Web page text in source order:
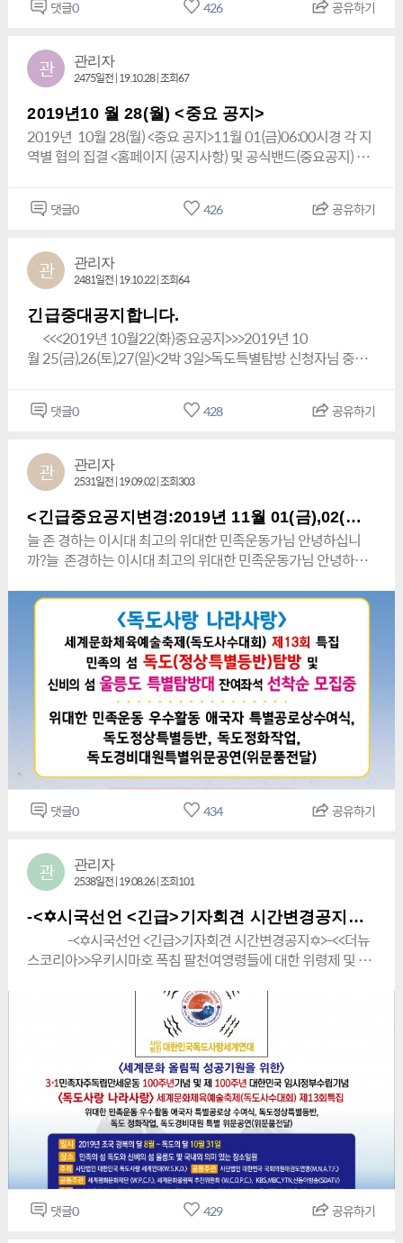
미 있는 훌륭한 <문화체육예술축제> 대 역사적인 행사가 세계적
제 4~6층>에서 실시 되었던 행사에 350여명의 연대단체장님
을 비롯한 훌륭한 문화체육예술인들께서도동참을 하시여 행사
를 빛내 주심에 다시 한번더 고개숙여깊은 감사와 높은 존경
을 올립니다.더 많은 멋지고 훌륭한 명장면들과 각종 행사의 각
종 사진들은보도국과 편집부에서 전달이 되는 즉시 재 공지
를 올리겠습니다. <2020년> 가정의 달 5월에 실시하는“세계문
화체육예술축제(독도사수대회) 제14회 특집행사"민족의 섬 독
에 행복과 특히 건강관리 철처히 하시고 행운이 항상 가득하시
요임원과 연대단체 중요임원 명단일부』 『한민족 (韓民
族) Korean People』[K.P.] ( President Kim Yeong - sam )대
표 (대천) 김영삼 [ 代表 (大天) 金 榮 三 ] 『지킬 것은 반드시 지키
는 위대한 민족의 소중한 마음을 담은사단법인 대한민국 독도사
랑 세계연
대 World Solidaridar for love Korean Dokdo』 [ W.S.K.D. ] ( Pr
ㆍ理事長 (大天) 金榮三 ] 『세계평화문화재단
World Peace and Culture Foundation』[W.P.C.F.]
長 (大天) 金 榮 三 ]『세계문화올림픽 추진위원
회 World Culture Olympic Promotion Committee 』 [W.C.O.P.
長 (大天) 金榮三 ] 『대한민국 독도사수대 (大韓民國獨島死守
大)Korea Dokdo Suicide Squad Leader』 [K.D.S.S.L.]
( President Kim Yeong – sam ) 대장 (대천) 김 영 삼 [ 大將 (大
의 World Peace and Culture Conference』 [W.P.C.C.]
( President Kim Yeong – sam ) 총의장 (대천) 김 영 삼 [ 總議
長 (大天) 金 榮 三 ]대한민국 독도산업 연구개발그
룹 [K.D.I.R.& D.G.]( President Kim Yeong – sam ） 총회장 (대
천) 김 영 삼 [ 總會長 (大天) 金 榮 三 ] 100년 역사!1919년 대한
민국 최초 사단법인 설립순수한 민족운동단체!˝ 『사단법
인 3·1 동지회 중앙회』 특별자문위원장(대천) 김 영 삼 [ 特別諮
問委員長 （大天） 金榮三 ] <60년역사!> 1959년 설립 독도
수호의 이순신!독도수호신! 『사단법인 안용복장군 기념사업
회』 특별자문위원장(대천) 김 영 삼 [ 特別諮問委員長 （大
天） 金榮三 ] <30년역사!> 1989년 설립! 국내외 상.훈 표상 수
상자들의 평화운동 단체『사단법인 대한민국 상훈회』 상임고
단체!『사단법인 나라사랑 연대단체장 연합회 6·25참전위부사
관연합회』특별자문위원장 (대천) 김 영 삼 [ 特別諮問委員
구개발그룹>김구스쿨 그룹 상임고문 (대천) 김 영 삼 [ 常任顧
問 （大天）金榮三 ] <역사교육 · 선지식 · 선문화 · 선문영운
동지도자단체!>김구스쿨 그룹 포럼 상임총재 (대천) 김 영 삼 [常
운동단체!사단법인 학교폭력예방협의회상임고문 (대
천) 김 영 삼 [ 常任顧問 （大天）金榮三 ] 『대한민국 독도사수
대(大韓民國獨島死守
大)Korea Dokdo Suicibe squad leader』대장 (대
천) 김 영 삼 [大將 (大天) 金 榮 三]AI(인공지능)기술 연구개발
(R&D) 및 신·재생 에너지, 무역, 식자재, 선용품, 잡화 Egent(영업,
마케팅) 전문그룹!주식회사 월드산업연구개발 그
룹 [W.I.R.&D.G.] ( President Kim Yeong – sam )CEO·총회
장 (대천) 김 영 삼 [ 總會長 · 代表理事 (大天) 金 榮 三] (가칭)재
단법인『세계문화디지털대학 설립추진위원회』위원장 (대
천) 김 영 삼 [ 委員長 (大天) 金榮三]
(Promotion Committee on World Culture Digital & Cyber U
Cultur Olympic Promotion Committee<W.C.O.P.C.>,세계평화
협찬:CNN,BBC,CCTV,KBS,MBC,YTN,주식회사 월드산업연구개
발그룹외 <전 세계 동시 생방송 특별보도 추진중>!대단히 감사
드립니다. <2003년설립>““지킬 것은 반드시 지키는 위대한 민
족의 소중한 마음을 담은’“사단법인 대한민국 독도사랑 세계연
대(World Solidarity for Korean Dokdo)”총재ㆍ이사장 김 영 삼
<大天 金 榮 三><President Kim Yeong – sam>-배상(拜上)-*전
화:(050)2580-7777~7779*E-
mail:a01088240404@daum.net*주·야:011-881-1000*직
0404http://mobile.busan.com/view/busan/view.php?
code=2019110619381359486 [포토뉴스] 독도사랑 세계연
대 ‘문화체육예술축제’㈔대한민국 독도사랑 세계연대(총재 김영
삼)는 지난 1~3일 독도에서 회원 400여 명이 참석한 가운데 ‘제
13회 세계문화체육예술축제’ 행사를 열었
다.mobile.busan.com<세계문화체육예술축제(독도사수대회)>
행사 진행http://www.gimhaeinews.com/ArticleView.asp?
신문/장유신문세계문화체육예술축제(독도사수대회) 제13회 특
장유신문www.gimhaeinews.com[네이버 블로그](사)대한민
국 독도사랑 세계연대, 제13회 독도사수대회 실시
https://m.blog.naver.com/cosmos7275/221698945825
(사)대한민국 독도사랑 세계연대, 제13회 독도사수대회 실시김
영삼 총재, 천재지변으로 세차례 연기... 어려운 여건속에서도 훌
륭히 추진[경남=글로벌뉴스통신...blog.naver.com 나무위키한
민족대표 김영삼총재 외치는 소리
https://kugjung112.blog.me/221634794364한민족 대표
김영삼총재 우키시마호폭침과 일본군 성노예(위안부)피해와 독
도침탈국 일본에 보내는 강력한 경고문 한민족 대표 사단법인
대한민국 독도사랑 세계연대 김영삼총재는 지난 조국광복의 달
8월 24(토)와 28(수) 양일간에 걸쳐서 대 역사적으로...네이버 블
로그 2019.08.31.e북포털 북큐브 2017.02.23.김영삼총재연
설문https://kugjung112.blog.me/221631956760 김영삼총
재연설문“세계평화”를 사랑하는 자랑스럽고 영광스러운 한민
족 대표 김영삼총재 한민족호소문> * (1). 조국
광...blog.naver.com-✡<아 래(2)>✡- <주한 일본 대사관에 전달
할 서한 내용 일부: *발신<심각한 피해국 한민족 총 대표단체장
김영삼 총재>: "사단법인 대한민국 독도사랑 세계연대' (World
--------------- *수신: 너무 원통한 일본군...[엑스포뉴스] 우키시
마호 폭침 사건... “영화로 그들을 기억하자” -
시아뉴스통신TV] 우키시마호 폭침 사건... “영화로 그들을 기억
하자” 6일 오후 부산시청 대회의실서 영화 ‘현해탄’ 제작... (사)대
한민국독도사랑세계연대 총재 김영삼, (사)국제다문화협회 중앙
그 2017.01.09.한민족대표 김영삼총재 외치는 소리
https://kugjung112.blog.me/221634794364 한민족대표
김영삼총재 외치는 소리한민족 대표 김영삼총재 우키시마호폭
침과 일본군 성노예(위안부)피해와 독도침탈국 일본에 보내는
강력한 ...blog.naver.com한민족 대표 김영삼총재 우키시마호폭
침과 일본군 성노예(위안부)피해와 독도침탈국 일본에 보내는
강력한 경고문 한민족 대표 사단법인 대한민국 독도사랑 세계연
대 김영삼총재는 지난 조국광복의 달 8월 24(토)와 28(수) 양일
간에 걸쳐서 대 역사적으로...네이버 블로그 2019.08.31.김영삼
총재연설문https://kugjung112.blog.me/221631956760 김
영삼총재연설문“세계평화”를 사랑하는 자랑스럽고 영광스러운
한민족 대표 김영삼총재 한민족호소문> * (1). 조국
02(토),03(일)<2박 3일>에 민족의 섬 독도(정상특별등반)탐방대
화체육예술축제(독도사수대회)제 14회특집 행사 안내>*지난
30년간 평균 날씨가 호수 처럼 가장 좋았던 가정의 달!5월-✡<
제1차>15(금),16(토),17(일)<2박 3일 7식 제공(482명 마감
됨)>,5월-✡ <제 2차>17(일)18(월),19(화)<총2박3일 7식(특식1
식)제공>추진하며, 잔여 좌석도 얼마 남지 않았습니다><대통령
배 쟁탈 > 세계문화체육예술축제(독도사수대회)제 14회특집! <
수중스쿠버다이버대회>외 각종 문화체육예술축제개최*협
안내 참조> <2019년 아름다운 가을!11월 일정표 (2박 7식
제공),(4인 1실 기본)> <가> 당일 첫날:11월01(금)(1). 00시경
각 지역별<집결>로 단체버스(일부개별협의 후 재 공지함)출발!
(2). 08시정각 포항시 북구 해안로 44 <(구)번지:항구동 58-54
번지><포항 여객 터미널 집결><모든 동참자 신분증 지참이 꼭
필요함><(1차)조식 제공>(3). 09:50 포항-울릉(쾌속선)출항(4).
13:20 울릉도 (도동항)도착(5). 13:20<(2차)중식 제공> 및 휴식
울릉특산물 시식회등 개인별 부담 (제 1차)자유식> -✡<(7).
사<울릉한마음회관 19:00시 집결>, <나>.둘째날: 11월 02(토)
(1).06:00기상<(3차)조식 제공>(2). 07:00 울릉도 육로관광 A코
스 (약 4시간) + 해안산책로(3). 12:00<(4차)조식 제공>(4).
13:30“저동항집결(5). 14:30분 (쾌속선) “민족의 섬 독도특별문
화탐방행사<정상특별등반 & 독도정화작업 & 독도경비대원 특
별위문공연등(6).20:00시경<(5차)조식 제공>,숙소이동> <다>.
셋째날: 11월 03(일)(1). 06:00기상<(6차)조식 제공>(2). 07:00
분 개인별,각 팀별 울릉도 자유관광(3).12:30분경 <개인별&팀별
부담,독도(새우등,특산물등)울릉특산물 시식회등 개인별 부담
(제 2차)자유식>(4). 14:00시경 울릉 여객터미널 집결 <해단식
약 20분예정>(5). 15:00 쾌속선 울릉(도동)-포항 행 출항(6).
18:30분경 포항 도착 - <(7차)조식 제공><출발 당시 교통편 이용
또는 개별출발<해산> <1>세계문화올림픽 추진위원회 <공식밴
드> '세계문화올림픽추진위원회' 밴드로 초대합니
다.https://band.us/n/a8af23Ib28ifX밴드명을 검색해 가입할
수 있습니다.From : 세계문화올림픽 추진위원회 위원장 김영
삼 <2>사단법인 대한민국 독도사랑 세계연대 <공식밴드>'(사)
대한민국독도사랑세계연대' 밴드로 초대합니
다.https://band.us/n/a4a122k4J9S52밴드명을 검색해 가입
댓글0 426 공유하기
관 관리자
2475일전 | 19.10.28 | 조회67
2019년10 월 28(월) <중요 공지>
2019년 10월 28(월) <중요 공지>11월 01(금)06:00시경 각 지
역별 협의 집결 <홈페이지 (공지사항) 및 공식밴드(중요공지) 참
7식 제공, 기본 4인 1실>,“민족의 섬 독도 특별 탐방대”에 동참
하심에 대 환영드리며, “순수하고 위대한 민족운동”에 큰 힘을
에 실비보험 미가입자 분들은 반드시 주관<세계평화문화재단>
측에 여행자 보험 가입 신청을 바랍니다.단 멀미약은 지급은 전
해 드릴 수가 없사오니 하루 전에 가까운 인근 약국등에서 약사
와 반드시 상세한 문의를 하시어 멀미약을 반드시 선 구입 복용
을 하시고 출발 당일 버스 탑승 전에 충분히 섭취 하신후에 포항
북구 여객 터미널 합류,도착 이후 부터 멀미약이 단체로 무상 지
께서는 경비 입금은 되었으나,천재지변으로 연기가 된 대 역사적
동참신청 양식 대로 접수(신청)가 아직까지 되지 않았사오니본
공지 읽어 보시는 즉시 반드시 주관측<010-8824-0404번>으
로 통보를 해 주시길 부탁드립니다.
댓글0 426 공유하기
관 관리자
2481일전 | 19.10.22 | 조회64
긴급중대공지합니다.
<<<2019년 10월22(화)중요공지>>>2019년 10
월 25(금),26(토),27(일)<2박 3일>독도특별탐방 신청자님 중에
지 선생님께서는 경비 입금은 되었으나,2019년 10월 22(화)현
제 까지아직 동참신청 양식이 접수가 되지 않았사오니본 공
락 부탁드립니다. 2019년 10월 25(금),26(토),27(일)<2박 3일>
독도특별탐방 신청자님 중에조소영애국동지 선생님,이정옥애
국동지 선생님김영수애국동지 선생님께서는 경비 입금은 되었
으나,2019년 10월 22(화)현제 까지아직 동참신청 양식이 접수
가 되지 않았사오니본 공지 읽어 보시는 즉시 휴대전화:010-
8824-0404번으로 꼭 연락 부탁드립니다.
댓글0 428 공유하기
관 관리자
2531일전 | 19.09.02 | 조회303
<긴급중요공지변경:2019년 11월 01(금),02(토),03(일)<2박3일>독도(정상특별등반)탐방신청자 실비보험 미가입자 여행자보험 대리가입신청외< 추가모집중>
늘 존 경하는 이시대 최고의 위대한 민족운동가님 안녕하십니까?늘 존경하는 이시대 최고의 위대한 민족운동가님 안녕하십니까?<실비 보험 미 가입자 여행자 보험 무료 대리 가입 반드시 신청 및 멀미약 무료 신청 꼭 필요함>--✡<아름다운 단풍이 붉게 물든 2019년 너무 아름다운 가을 날!>! 11월 01(금) 02(토),03(일)<2박 3일>에 민족의 섬 독도(정상특별등반)탐방대 모집은 11월 27(일) 오늘 17시 최종 마감합니다.-✡< 2020년 세계문화체육예술축제(독도사수대회)제 14회특집 행사 안내>*지난 30년간 평균 날씨가 호수 처럼 가장 좋았던 가정의 달!5월-✡<제1차>15(금),16(토),17(일)<2박 3일 7식 제공(482명 마감됨)>,5월-✡ <제 2차>17(일)18(월),19(화)<총2박3일 7식(특식1식)제공>추진하며, 잔여 좌석도 얼마 남지 않았습니다><대통령 배 쟁탈 > 세계문화체육예술축제(독도사수대회)제 14회특집!<유네스코세계인류문화유산 등재 및 국가 무형문화재등재>해녀(海女)물질대회공연과,<동도ㆍ서도(특별횡단)세계수영대회 및 수중스쿠버다이버대회>외 각종 문화체육예술축제개최*협찬:CNN,BBC,CCTV,KBS,MBC,YTN등 생방송추진중!<아래 상세 안내 참조><아래>민족이 여기까지 온 것은 정말 천행(天幸)이다.------------------------------------------------------------<파렴치한 일본이 독도 행정 침탈의 도를 넘어 (2020)도쿄올림픽 홈페이지에도 독도 침탈전쟁선포를 한 심각한 현실에 위대한 민족운동!독도사수에 깊은 관심을 주심에 고개숙여 높은 존경과 깊은 감사를 드립니다.> <고귀한 3·1 정신으로 똘똘 뭉쳐서 민족의 섬 독도로 모이자!나가자 세계로! 미래로!> <<<자랑스런 조국 대한민국의 찬란한 우리 문화를 세계로 널리 떨쳐서 찬란한 우리문화를 최강대국으로 반드시 만들어 미래의 행복과 영원한 부귀영화를 보장 받자! >>>※《울릉 탐방자 1일 약 수천명중에 본 행사 동참 신청자는 예상 인원을 초과 했지만 신청후 신청양식대로 신청하지 못 했거나 일부 경비 미 입금자가 계시어 경비송금을 하시면 동참 할 수가 있습니다.》 "세계문화체육예술축제(독도사수대회) 제 13회 특집<3대가 덕을 쌓아야 접안을 할 수가 있다는 '민족의 섬 독도!>※특 혜: 일잔 타 탐방 객들은 감히 상상도 못 하는 지난 2018년 09월 29(토)08시경 12회 행사 때는 일본 태풍 짜미가 접근 중이라 사상 최초로 독도행 여객선 운항시간이 무려 1시간 25분이나 연착이 되었던 최악의 악천후 임에도 불구하고 <독도정상특별등반>까지 했으며,특히 총 36회차 독도접안을 100%성공 하여 독도에 충분히 체류하여 독도를 구석구석 돌아 보고, 독도경비대원특별 위문공연&독도정화작업 및 독도정상특별등반등 아주 뜻 깊고 의미 있는거룩한 역사와 위대한 신화의 전통이 살아 있는 대 역사적인 행사입니다.*<<<특전: 한편 평소에 순수하고 위대한 민족운동 우수활동 애국자를 사전에 추천 받거나 엄격히 선정하여 때론 인간문화재<현제 총 3명 배출됨>가 될 수도 있는 관계기관장의 특별공로상 수여와 우수 활동애국자분들은 독도 및 일본특파단에 특별히 무료초청과 국가로 부터 태극기를 형상하여 유일하게 특허 받은 100%국산 기능성 특별기념품<5만원상당>선물도 증정하며,특별재능 기부 또는 결선전 진출자 전액 무료초대도 함>>>-✡<동참 신청방법(양식)>✡--아래-⓵~⓺번<순서변경불가>⓵. 성명<멀미약 무료 신청 및 실비보험 미 가입자 여행자 보험 가입 대리 신청 꼭 필요함>⓶. 신청자 휴대전화번호⓷. 주민등록번호<13자리는 신청자 실비보험 미가입자 여행자보험 대리 가입용>⓸. 본 행사를 알게 된 계기와 개인 특기,재능기부와 각종 장기자랑등,재능분야기록>⓹. 현주소 및 출발 희망일자<버스 탑승>집결 희망장소등⓺. 민족운동 우수활동 애국자 특별공로상수상 대상자 추천 및행사 추진에 대한 지혜로운 자문과 건의등! *김영삼총재외 많은 분들의 후원과 기부 예정 내역일부<간식 및 멀미약 총 3회 생수 약 2병제공=빈 생수병은 행사가 끝 날 때까지 재활용 사용필수> 각종 이벤트를 실시 하여 푸짐한 경품과 독도와 일본 항의특별방문단 무료탐방권 증정 및 태극기를 형상 하여 국가로 부터 유일하게 특허 받은 독도사랑 특별 귀중품(기념품)을 1인당 약 5만원 상당의 특별 기념품 증정!<지난 17년동안 수 많은 각종 행사의 경험을 바탕으로 특수교육을 받은 특별 요원(임원) 들이 동참자 약 40여명당 1명씩 최신형 특수무전기(전국통화가능)를 착용,특별 배치하여 경호,의전,보건,안전을 위해 밀착 동행 안전사고 완벽 예방함>✡<일시:2019년 11월01(금),02(토),03(일)<총2박3일 7식(특식1식)제공> -✡ 첫날:창원종합운동장(무료추차) 05:30분 ,*성산구청(앞)5:40분경유출발,*장유1동행정복지센터(건너편)05:50분경유출발,* 김해시청 차량등록사무소 06:00시 출발,*부산(범일동)시민관 05:30분,*동래지하철역 3번출구 05:45분 경유 출발,*서울산IC 06:20분경 유출발,*경주 IC휴게소 07시경 유(합류)출발*숙박은 울릉 고급호텔&모텔일부이용예정!<민족운동> '세계문화체육예술축제(독도사수대회)제 13회특집!약 4인<1실기본>2박 7식(제공)<세계평화! 미래 희망은 세계문화 올림픽이 책임진다>*이사장 김영삼 총재외 많은 분들의 많은 후원과 기부 예정 내역일부《모든 참석예정자(약 500여명)단체기념품과 총 동참자 생수 2병제공=처음 사용 후엔 정수물 받아 여행기간 동안 계속 사용해야함>, 수시로 빅 이벤트를 실시 하여 푸짐한 경품과 독도와 일본 항의 방문단 무료탐방권 증정 및 다양한 빅 이벤트도 실시함》 -✡ <지난 17년동안의 36여차례 민족의 섬 독도접안 100%성공과 수 많은 각종 문화체육예술축제의 경험을 바탕으로 모든 행사 추진 시에는 안전에 특수교육을 받은 안전요원 약 20여명이 최신형 디지털 특수무전기(육ㆍ해ㆍ공 전지역 무전가능)를 착용하여 크고 작은 안전사고를 사전에 완벽하게 예방함>“제13회 특집!“민족의 섬”독도특별탐방(정상특별등반) 및 “신비의 섬 울릉도 특별탐방”<행사 일정표><가> 당일(첫날):(1). 00시경 각 지역별<집결>로 단체버스(일부개별협의후 재 공지함)출발예정(2). 08시정각 포항 여객선터미널 도착<모든 동참자 신분증 지참이 꼭 필요하며,단 모든 승선절차 생략하여 약 40여분 승선시간 절약함> – 승선(조식제공)(3). 08:50 포항-울릉(쾌속선)출항(4). 12:30 울릉도 (도동항)도착(5). 13:00중식 및 휴식(6).14:00저동항집결 및(쾌속선) “민족의 섬 독도특별문화탐방행사<정상특별등반 & 독도정화작업 & 독도경비대원 특별위문공연등>(7).21:00시경 저동항 도착<숙소이동> <나>.둘째날:(1).06:00기상 조식(2). 07:00 울릉도 육로관광 A코스 (약 4~5시간) + 해안산책로(3). 12:00시경 중식(자유시간)(4). 13:30 행사장이동<울릉순환로 286=울릉한마음회관(울릉 도동리 408)>(5). 14:00“세계문화체육예술축제<독도사수대회>제13회 특집행사<(울릉한마음회관) >(6). 18:00 석식(7). 19:00 동참 애국동지분<어울림마당>도전골든벨과개인별 각 팀별 장기자랑(도동한마음회관)(8). 22:00시경 숙소이동 <다>. 셋째날:(1). 06:00기상 및 조식(2). 07:00분 개인별,각 팀별 울릉도 자유관광(3).12시경중식 저동항 도착<개인별&팀별 부담,독도(새우등,특산물등)울릉특산물시식회등 개별 자유식>14:00시경 울릉 여객터미널 집결 <해단식 약 20분예정>(3). 15:20분경 쾌속선 울릉(도동)-포항 행 출항(4). 18:50분경 포항 도착 - <출발 당시 교통편 이용 또는 개별출발<해산> *<개인당 총 부담경비가 약 66여만원이 당초 행사 동참 비용이였으나 김영삼총재등 많은 후원으로 동참자 개인1인당46만원이나 일부 잔여좌석 추가 대폭 삭감하여 총경비 40만원확정이며 이제는 그 어떤 경우라도 삭감은 하지 않으나 위대한 민족운동 우수활동 애국자 일부와 중대 문화체육예술인등 일부 전액무료초청도함>✡ 모든 일정들은 행사전에 날씨와 주최&주관 측의 사정에 따라다소 변경&조정이 될 수도 있습니다.己亥年 正月 元旦대한민국 경상북도 울릉군 울릉읍 독도 안용복길 3.Mobile:010-8824-0404.Tel(주야):(050)2580-7777~9."본 법인은민족운동과 '민족의 섬 독도'를 사수 하기 위하여지난 2003년 03월 01일 결성한 전세계적인 '민족운동의 최고 대표(의장)연대단체로써 '민족의 섬 독도'를 문화의 섬,평화의 섬으로 국가 및 NGO단체를 통 틀어도 유일하게 꾸준히 만들어 가고 있습니다.사단법인 대한민국 독도사랑 세계연대<정관일부>*제 3조(목적)본 법인은 독도사랑과 나라사랑을 수행하기 위하여 자랑스러운 우리 대한민국의 찬란한 문화체육예술등을 전세계에 떨치고 이를 계승발전을 목적을 둔다.*제4조(사업)본 법인은 제3조의 목적을 달성하기 위하여 다음 각 호의 사업수행① 독도수호(독도사랑)를 위한 각종 문화체육예술행사주최/주관등에 관련된 사업일체.② 전 국민들은 물론 전세계인들에게 독도가 대한민국 영토임을 주지시키는 각종 홍보활동과 독도수호운동에 관련된 단체 등에 대한 각종 지원 및 전개사업 일체.③ 전 세계의 지도에 동해독도(East Sea Dokdo island & 東海獨島)라는 표기를 넣기 위한 각종 활동을 하는 애국 시민운동 단체들과 연대하여 적극적인 독도수호 활동 및 각종 지원을 하는 사업➃ 대한민국 국민,그리고 재북동포, 재외교포 및 전세계인을 대상으로 독도수호활동전개.PS:*사진은 민족의 섬 독도이장님이 셨던 故김성도애국지사님의 <지난2018년 10월 23(화)14시 국립대전현충원의 장례식장면>,독도수호 및 민족운동관련단체 약 1,900여단체의 총 대표로 단독 초대받아 장례식에 참석한 사진!(일반단체 조문객 맨 첫번째는 권율정 국립대전현충원장, 중앙이 총재 김영삼이사장,그다음 세번째는 향년 92세<1927년생> 6.25유공자 장현섭특별고문님)이렇게 수 많은 각종 독도수호행사를 치루고 나면 UN본부가 있는 뉴욕지부에 전달하여 UN측에 전달 하여 훗날 만약에 독도가 국제분쟁지역으로 지정이 되어 국제헌법재판소에 재소가 될 시에 우리 대한민국이 독도를 실효적 지배를 하고 있다는 분명한 사실들과또한 정부가 하지 못 하는 독도수호운동을 민간단체들이 꾸준히 이렇게 대대적인 독도사수 행사들을 하고 있다는 점을 크게 부각을 시키기 때문에 이러한 가장 선 봉이 되는 전무후무한 유일한 독도사수 행사는 너무 중요 함.*위대한 민족운동을 위하여태극기를 활용하여 국가(관계관청)로 부터 유일하게 특허 받은 각종 로고<마크/각종 회기(각종 문화체육예술축제행사 연대 단체포함)>및 특허명함(저작권)사용설명: *수석디자이너와 우수한 디자이너들이 소중한 많은 시간들을 투자하여 휴학까지 하면서 위대한 민족운동을 돕기 위하여 관련 된 수 많은 각분야의 각종 특허,저작권등을 받은 각종 로고(마크 및 회기,명함제작용등)와 특허(저작권)보유하고 있습니다.관계 부처와 3여년 동안 씨름하여 태극[太極]문양의 한민족(漢民族)= www.한민족.com & '사)대한민국독도사랑세계연대'의 회기와 명함등을 살펴 보면,자랑스러운 대한민국[大韓民國]의 태극기[太極旗]의건곤감리[乾坤坎離]를 민족의 섬 독도 바다와 거칠게 넘실대는 파도를 형상 했으며, 동도와 서도를 넣었음.중앙에는 바다와 하늘과 독도등, 전체적인 배경을 잘 조화를 시킨 태극[太極]문양도 넣었음.한편 독도경비대원분들이 주둔하고 있는 동도에는한민족이 외로운 섬 독도를 잘 지키 겠다는 뜻으로독도의 상징이자 마스코트인 강치 어미와 새끼등,두마리의 강치를 넣었으며,이는 어미강치가 애기강치를 지키는 모습의 형상은외로운 섬 독도를 한민족이 반드시 지키 겠다는 뜻임!.《주역》건곤감리[乾坤坎離]의 기본 괘이자, 우리나라의 국기인 태극기의 모서리에 표현되어 하늘과 땅, 물과 불을 상징하는 4개의 괘(卦)이다.현제까지는 세계공통으로 사용하고 있는 영문과한문도 넣었으며,특히 머지 않은 미래에는 세계 공통언어가 될 자랑스러운 대한민국의 한글도 완벽하게 삽입하여 한민족 회기와 명함을 완성 하였음.하여 독도사수운동이 완벽하게 마무리 된 이후에는 추가로 민족운동인 대마도와 간도도 환수운동을 실시 할 것임.특허받은 건곤감리는 동서남북으로 비상 하는 갈매문양은 한민족이 고귀한 3ㆍ1정신과 강인한 화랑정신으로 똘똘 뭉쳐서삼면이 바다인 광활한 넓은 바다와 독도를 상징 하는 갈매기가 동서남북으로 비상하여 전세계로 뻗어 나가서 고귀한3ㆍ1정신과 강인한 화랑정신으로 한민족이 똘똘 뭉쳐서 위대한 민족운동의 거룩한 꿈을 이룩하자는 깊은 뜻이 있습니다.“<대한민국이 세계최고의 문화 최강대국가로 우뚝 서기 위함임>”※이렇게 유일한 특허를 받을 각종 로고,회기등은 그 어떤 형태의 표현(표기)도 가능함즉 <※ 모든 기관 뿐만이 아니라, NGO단체(문화체육예술단체포함)들의그 어떤 형태의 활동 & 활용도 가능함>이에 따른 각종 특허 및 저작권을 사용하고 싶은 순수하고 위대한 민족운동 연대단체는 각종 회기 및 명함 제작ㆍ사용등에 따른 사전 심사신청 및민족운동과 독도사수운동 연대신청은 위 연락처로 신청을 하시면 특별한 결격 사유가 없으면, 가능한 사용,승인 적극협조를 하겠습니다. << 민족 희망을 위해 당신이 필요 합니다! >><<< 세계평화! 미래 희망은 세계문화올림픽이 책임진다! >>>존경 하는 위대한 민족운동가 여러분 안녕 하십니까?=======================================건강관리 철저히 하시어 위대한 민족운동에 대 역사를 더욱더 위대하게 더 새롭게 만들어서 훗날 민족과 역사에 가장 위대한 민족의 한 사람으로 반드시 기억 될 수가 있도록 피타는 애국 충정으로 불철주야 최선을 다 하지 않으시겠습니까?===========================================================<제1회><세계문화 올림픽 성공기원을 위한> 3·1민족자주독립만세운동 100주년기념 및 제 100주년 대한민국 임시정부수립기념, <독도사랑 나라사랑>세계문화체육예술축제(독도사수대회)제13회특집행사(독도)중요큐시트<일부>*장소: 민족의 섬 독도와 “울릉 한마음회관<울릉에서 가장 큰 건물>*일시: 2019년 9월 20(금),21(토), 22(일)(일) <2박 3일>1.독도 도착 즉시 스텝 6명이 독도선착장에 집결 세계평화지도33m X 20M를 펄처서 지도 위치파악 청테이프로 4면 라인 으로 바닥에 부처 펼칠 부위 면적을 체크한다.2.이후 세계평화지도<세계평화대사 한한국작가가 3년이상 소중한 시간 투자를 하여 제작한 세계최고의 명작품>를 펼치기 쉽게 다시접어둔다.3.행사 참관객들은 세계평화 지도의 면적 가로세로 4면을 표시해둔 청테이 프 바같쪽 라인 4면으로 둘러서 집합 도열한다.* 행사식전 행사 오프닝 약 10분1.MC - 행사식전 행사로 대한민국 천연염색 명인 아이리스 <정석남> 패션디자이너의 궁중의상과 유관순 열사의 3·1독립운동 태극기 퍼레이트 입장이 있겠습니다. (음악이 울리면서 송소희의 홀로아리랑 과 궁중음악 - 왕과 왕비와함께 33명의 퍼레이드들이 입장하여 태극기,독도기를 휘날리면서 입장 무대앞에 도열)무대중앙에서 왕이 마이크를 전달받아 선포를한다.“<민족의 섬 독도는 대한민국의 영토다>” 라고 전세계인들에게 선포를 하면 웅장한 음악이 울리면서 참가자 전원이 일심 단결하여 앞쪽에서 뒤쪽으로 세계평화지도를 전달하면서 펼친다.평화지도가 완전희 펼처진면 (세계평화지도의 의미를 MC가 설명한후에 끝으로) 본행사 식순대로 시작한다. (세계평화지도 설명분량 1분 소요 )*별첨 - 1.한한국 세계평화작가 “국제홍보대사 위촉식” 및 인사말2.위대한 민족운동 우수 활동 애국자에게 관계기관장 특별공로상 시상식그 외 독도경비대원 특별 위문 공연,독도정화작업,독도정상특별등반,독도경비대원 특별위문품전달외 다양한 사상 최초, 사상 최고의 각종 특별 빅 이벤트도 진행 할 예정입니다.<<<* 단 모든 일정, 모든 행사 내용들은 주최 및 주관측과 당시 현장 여건들에 따라 다소 변경,조정이 될 수도 있으며,모든 행사 전후에 상세한 일정표<(변경)>는 "세계문화올림픽 추진위원회" <공식 밴드>의 공지 및 www.한민족.com 공식 홈페이지<공지>를 반드시 수시로 참조바랍니다>>>대단히 감사 드립니다.<문의:010-8824-0404번><아래는 어느 타 단체에서 독도 탐방 실패 이후에 느낀점을 올린글입니다>■ 민족의 섬 독도탐방 휴가 2일차 독도탐방 ㅡㅡㅡ 독도사랑 중앙 해병대 전우회에서 2일차 독도상륙작전 접안 실패 ㅡㅡㅡ 갑자기 접안불가 소식에 독도에서 아베규탄 식전행사를 치룰 예정 이였던 독도사랑 중앙 해병대 전우회 92명 회원들은 기대했던 접안을 하지 못했다 . 아쉬운 탄성의 소리가 여기 저기 빗발친 항의가 드세지자 팔도에서 온 회원들은 난감해하며 파고가 높지 않으니 접안 해달라고 소리쳐 돌핀호 직원 및 선장에게 애원과 부탁을 했지만 해경의 접안불가 소식에 모두들 아연실색 하며 퍼모먼스 와 독도행사를 못하게 되어 선상에서 대형 태극기 펼쳐놓고 아베의 경제보복 과 독도는 대한민국의 고유영토라고 소리쳐 부르며 애국가와 조촐한 행사를 진행 하였다 .독도사랑 중앙 해병대 전우회 김종국회장 병 143기 선배님 이하 행사준비한 팔도 임원진과 독도사랑 회원 서울,전북,대구,제주,경주,부산.광주 등의 팔도회원은 독도사랑의 조촐한 행사를 마치고 선회하는 배위에서 동해의 외로운 섬 독도를 관람하며 저마다 한폭의 그림같은 멋진 독도의 풍경을 추억을 저마다의 촬영도구를 가지고 독도를 사진으로만 추억에 담는다.이렇게 독도상륙작전은 실패로 돌아갔지만 지속적인 관심 과 사랑 덕분에 사람의 발길을 허락치 않고 독도는 천연의 신비로운 자태로 해경의 보호아래 동해바다 외로운 섬이며 고유의 대한민국 영토임을 세계만방에 알리어 더 이상 일본이 망동을 하지 말것을 소리높여 부르 짓고 노래를 부려는 것에 만족했다.돌핀호 선상에서 마주한 독도의 신비롭고 아름다운 사진을 카메라에 담아 존경하고 사랑하는 해병대 선,후배님 과 페친님 과 대한민국 영토 독도의 사진을 올려 본다.2018년 9월 29(토)독도 선착장 파고는 일본 태풍<짜미>의 여파로 파고가 3m였으며 이로 인하여 평상시에 울릉ㆍ독도운항 시간이 1시간 40여분이지만
댓글0 434 공유하기
관 관리자
2538일전 | 19.08.26 | 조회101
-<✡시국선언 <긴급>기자회견 시간변경공지✡>-
-<✡시국선언 <긴급>기자회견 시간변경공지✡>-<<더뉴
스코리아>>우키시마호 폭침 팔천여영령들에 대한 위령제 및 추
www.newskorea21.com/267361≪더뉴스코리아≫ 우키시
마호 폭침 팔천여영령들에 대한 위령제 및 추모식, 한민족 대표
김영삼 총재, 민족에게 드리는 호소문우키시마호폭침팔천여영
령들에대한위령제및추모식 ©더뉴스코리아[더뉴스코리아=김
두용기자]김영삼총재는광복과함께부산항으로돌아오던 '귀국
www.newskorea21.com*일시:2019년 조국 광복의 달 8월
28(수)오전11시정각 *<주소: 서울 종로구 율곡로2길 25:연합뉴
스TV본사(앞)=소녀상(앞)에서 <파렴치한 일본이 역사왜곡을 넘
어 조국 대한민국에 심각한 침탈과 심지어 각종 전쟁선포에 대
한 시국선언등 국내외신 특별기자회견과 이후*** <일본군 성노
예문제 해결을 위한! 수요시위(집회) 약 500여명 동참예정>에도
부디 동참을 부탁드립니다.하오니 이 중대한 기자회견에 부디
댓글0 429 공유하기